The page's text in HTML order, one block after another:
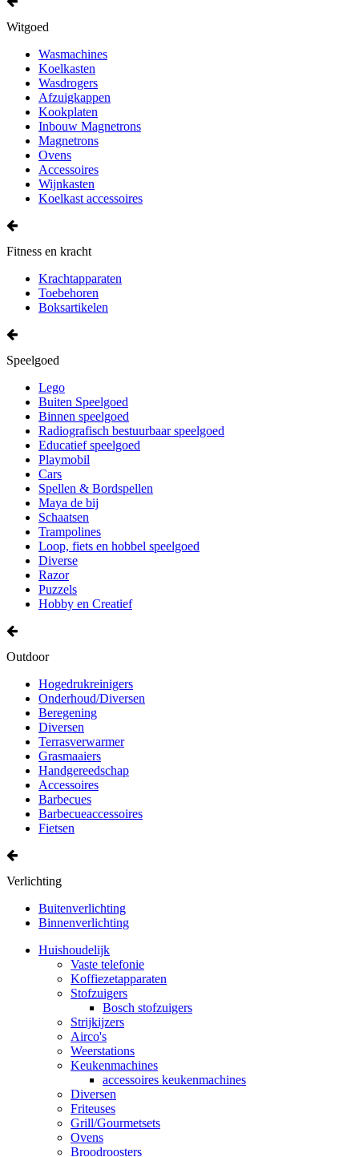
Witgoed
Wasmachines
Koelkasten
Wasdrogers
Afzuigkappen
Kookplaten
Inbouw Magnetrons
Magnetrons
Ovens
Accessoires
Wijnkasten
Koelkast accessoires
Fitness en kracht
Krachtapparaten
Toebehoren
Boksartikelen
Speelgoed
Lego
Buiten Speelgoed
Binnen speelgoed
Radiografisch bestuurbaar speelgoed
Educatief speelgoed
Playmobil
Cars
Spellen & Bordspellen
Maya de bij
Schaatsen
Trampolines
Loop, fiets en hobbel speelgoed
Diverse
Razor
Puzzels
Hobby en Creatief
Outdoor
Hogedrukreinigers
Onderhoud/Diversen
Beregening
Diversen
Terrasverwarmer
Grasmaaiers
Handgereedschap
Accessoires
Barbecues
Barbecueaccessoires
Fietsen
Verlichting
Buitenverlichting
Binnenverlichting
Huishoudelijk
Vaste telefonie
Koffiezetapparaten
Stofzuigers
Bosch stofzuigers
Strijkijzers
Airco's
Weerstations
Keukenmachines
accessoires keukenmachines
Diversen
Friteuses
Grill/Gourmetsets
Ovens
Broodroosters